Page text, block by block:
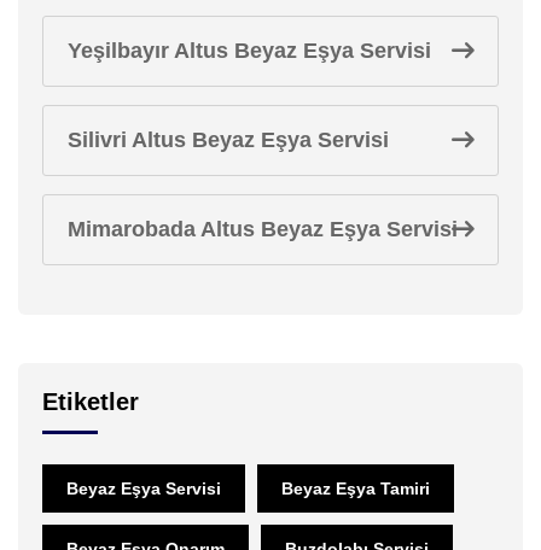
Yeşilbayır Altus Beyaz Eşya Servisi
Silivri Altus Beyaz Eşya Servisi
Mimarobada Altus Beyaz Eşya Servisi
Etiketler
Beyaz Eşya Servisi Beyaz Eşya Tamiri